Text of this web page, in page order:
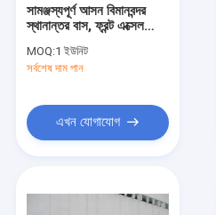
সামঞ্জস্যপূর্ণ আসন বিমানবন্দর
স্থানান্তর বাস, ফ্রন্ট এক্সেল
733.W14 বাম হাত ড্রাইভ
বাস
MOQ:1 ইউনিট
সর্বশেষ দাম পান
এখন যোগাযোগ